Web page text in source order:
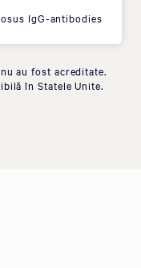
IgG-antibodies
au fost acreditate.
în Statele Unite.